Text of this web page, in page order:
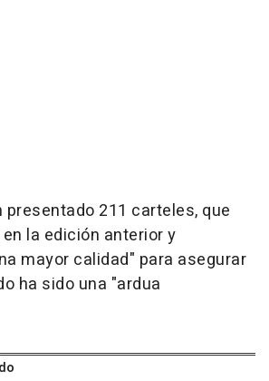
presentado 211 carteles, que
la edición anterior y
mayor calidad" para asegurar
ha sido una "ardua